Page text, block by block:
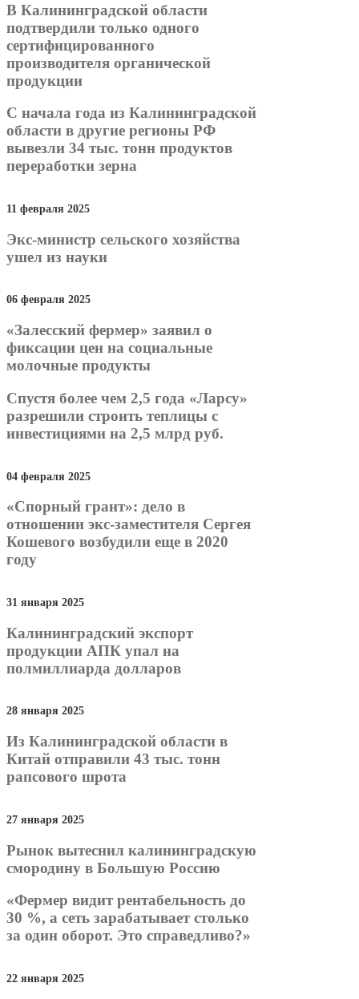
В Калининградской области
подтвердили только одного
сертифицированного
производителя органической
продукции
С начала года из Калининградской
области в другие регионы РФ
вывезли 34 тыс. тонн продуктов
переработки зерна
11 февраля 2025
Экс-министр сельского хозяйства
ушел из науки
06 февраля 2025
«Залесский фермер» заявил о
фиксации цен на социальные
молочные продукты
Спустя более чем 2,5 года «Ларсу»
разрешили строить теплицы с
инвестициями на 2,5 млрд руб.
04 февраля 2025
«Спорный грант»: дело в
отношении экс-заместителя Сергея
Кошевого возбудили еще в 2020
году
31 января 2025
Калининградский экспорт
продукции АПК упал на
полмиллиарда долларов
28 января 2025
Из Калининградской области в
Китай отправили 43 тыс. тонн
рапсового шрота
27 января 2025
Рынок вытеснил калининградскую
смородину в Большую Россию
«Фермер видит рентабельность до
30 %, а сеть зарабатывает столько
за один оборот. Это справедливо?»
22 января 2025